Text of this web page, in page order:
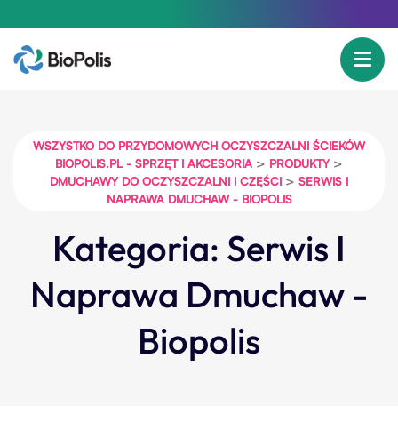
WSZYSTKO DO PRZYDOMOWYCH OCZYSZCZALNI ŚCIEKÓW
BIOPOLIS.PL - SPRZĘT I AKCESORIA > PRODUKTY>
DMUCHAWY DO OCZYSZCZALNI I CZĘŚCI > SERWIS I
NAPRAWA DMUCHAW - BIOPOLIS
Kategoria: Serwis I
Naprawa Dmuchaw -
Biopolis